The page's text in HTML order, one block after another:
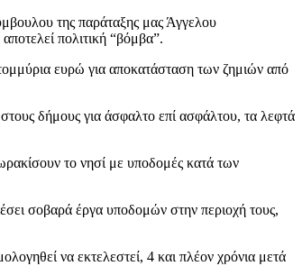
της παράταξης μας Άγγελου
πολιτική “βόμβα”.
ευρώ για αποκατάσταση των ζημιών από
δήμους για άσφαλτο επί ασφάλτου, τα λεφτά
το νησί με υποδομές κατά των
σοβαρά έργα υποδομών στην περιοχή τους,
να εκτελεστεί, 4 και πλέον χρόνια μετά